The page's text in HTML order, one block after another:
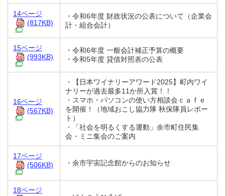
14ページ
(817KB)
・令和6年度 財政状況の公表について（企業会
計・組合会計）
15ページ
(993KB)
・令和6年度 一般会計補正予算の概要
・令和5年度 貸借対照表の公表
16ページ
(567KB)
・【日本ワイナリーアワード2025】町内ワイ
ナリーが過去最多11か所入賞！！
・スマホ・パソコンの使い方相談会ｃａｆｅ
を開催！（地域おこし協力隊 秋保隊員レポー
ト）
・「社会を明るくする運動」余市町住民集
会・ミニ集会のご案内
17ページ
(506KB)
・余市宇宙記念館からのお知らせ
18ページ